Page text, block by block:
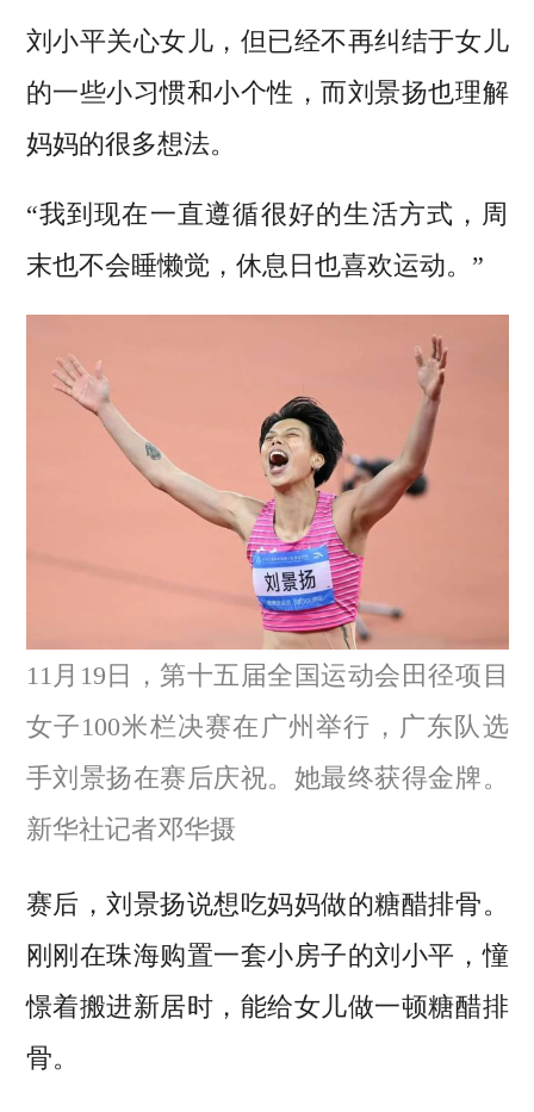
刘小平关心女儿，但已经不再纠结于女儿
的一些小习惯和小个性，而刘景扬也理解
妈妈的很多想法。
“我到现在一直遵循很好的生活方式，周
末也不会睡懒觉，休息日也喜欢运动。”
11月19日，第十五届全国运动会田径项目
女子100米栏决赛在广州举行，广东队选
手刘景扬在赛后庆祝。她最终获得金牌。
新华社记者邓华摄
赛后，刘景扬说想吃妈妈做的糖醋排骨。
刚刚在珠海购置一套小房子的刘小平，憧
憬着搬进新居时，能给女儿做一顿糖醋排
骨。